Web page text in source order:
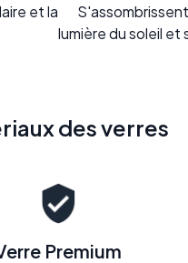
et la
lumière du soleil et
des verres
Premium